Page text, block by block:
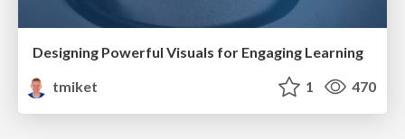
Designing Powerful Visuals for Engaging Learning
tmiket
1 470